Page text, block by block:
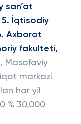
san’at
İqtisodiy
Axborot
fakulteti,
Masofaviy
markazi
har yil
% 30,000